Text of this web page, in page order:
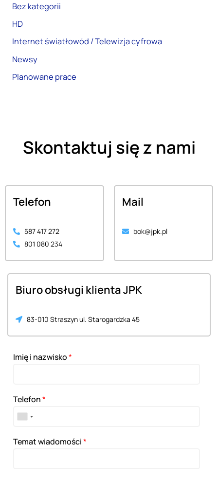
Bez kategorii
HD
Internet światłowód / Telewizja cyfrowa
Newsy
Planowane prace
Skontaktuj się z nami
Telefon
587 417 272
801 080 234
Mail
bok@jpk.pl
Biuro obsługi klienta JPK
83-010 Straszyn ul. Starogardzka 45
Imię i nazwisko*
Telefon*
Temat wiadomości*